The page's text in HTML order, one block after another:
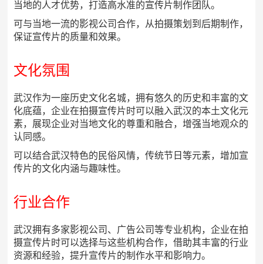
当地的人才优势，打造高水准的宣传片制作团队。
可与当地一流的影视公司合作，从拍摄策划到后期制作，
保证宣传片的质量和效果。
文化氛围
武汉作为一座历史文化名城，拥有悠久的历史和丰富的文
化底蕴，企业在拍摄宣传片时可以融入武汉的本土文化元
素，展现企业对当地文化的尊重和融合，增强当地观众的
认同感。
可以结合武汉特色的民俗风情，传统节日等元素，增加宣
传片的文化内涵与趣味性。
行业合作
武汉拥有多家影视公司、广告公司等专业机构，企业在拍
摄宣传片时可以选择与这些机构合作，借助其丰富的行业
资源和经验，提升宣传片的制作水平和影响力。